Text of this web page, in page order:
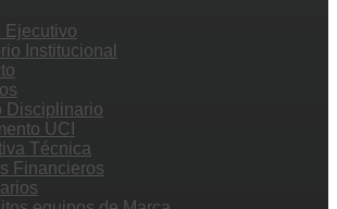
Ejecutivo
Institucional
Disciplinario
UCI
Técnica
Financieros